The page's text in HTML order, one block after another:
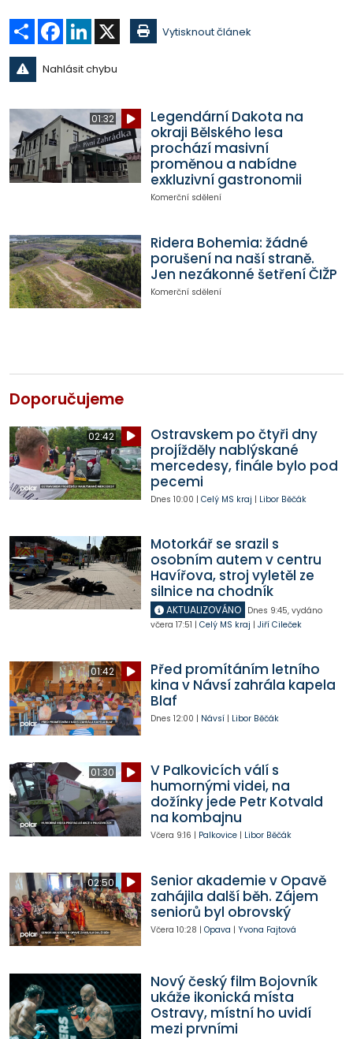
Sdílet Facebook
LinkedIn Vytisknout článek
Nahlásit chybu
01:32
Legendární Dakota na
okraji Bělského lesa
prochází masivní
proměnou a nabídne
exkluzivní gastronomii
Komerční sdělení
Ridera Bohemia: žádné
porušení na naší straně.
Jen nezákonné šetření ČIŽP
Komerční sdělení
Doporučujeme
02:42
Ostravskem po čtyři dny
projížděly nablýskané
mercedesy, finále bylo pod
pecemi
Dnes 10:00 | Celý MS kraj | Libor Běčák
Motorkář se srazil s
osobním autem v centru
Havířova, stroj vyletěl ze
silnice na chodník
AKTUALIZOVÁNO Dnes 9:45, vydáno
včera 17:51 | Celý MS kraj | Jiří Cileček
01:42
Před promítáním letního
kina v Návsí zahrála kapela
Blaf
Dnes 12:00 | Návsí| Libor Běčák
01:30
V Palkovicích válí s
humornými videi, na
dožínky jede Petr Kotvald
na kombajnu
Včera 9:16 | Palkovice| Libor Běčák
02:50
Senior akademie v Opavě
zahájila další běh. Zájem
seniorů byl obrovský
Včera 10:28 | Opava | Yvona Fajtová
Nový český film Bojovník
ukáže ikonická místa
Ostravy, místní ho uvidí
mezi prvními